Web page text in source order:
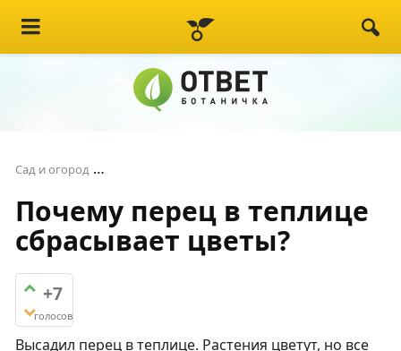
Сад и огород
Почему перец в теплице
сбрасывает цветы?
+7
голосов
Высадил перец в теплице. Растения цветут, но все